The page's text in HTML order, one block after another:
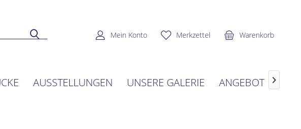
Warenkorb
Merkzettel
Mein Konto
AUSSTELLUNGEN UNSERE GALERIE ANGEBOT 